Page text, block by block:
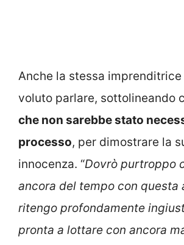
Anche la stessa
voluto parlare, sottolineando
che non sarebbe stato
processo, per dimostrare la
innocenza. “Dovrò purtroppo
ancora del tempo con questa
ritengo profondamente
pronta a lottare con ancora